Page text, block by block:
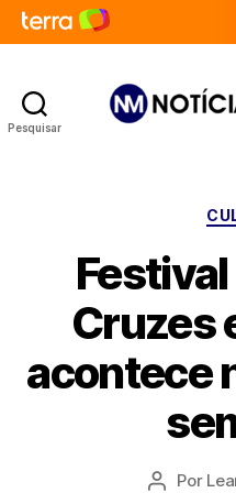
Pesquisar
Cruzes
acontece
Autor
Por